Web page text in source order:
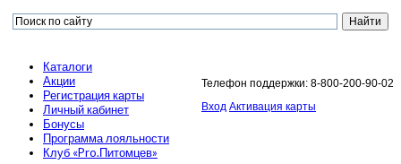
Телефон поддержки: 8-800-200-90-02
Вход Активация карты
Каталоги
Акции
Регистрация карты
Личный кабинет
Бонусы
Программа лояльности
Клуб «Pro.Питомцев»